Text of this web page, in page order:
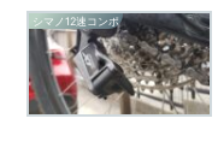
シマノ12速コンポ